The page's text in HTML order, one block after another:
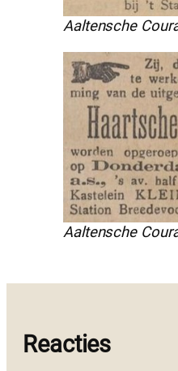
Aaltensche
Aaltensche
Reacties